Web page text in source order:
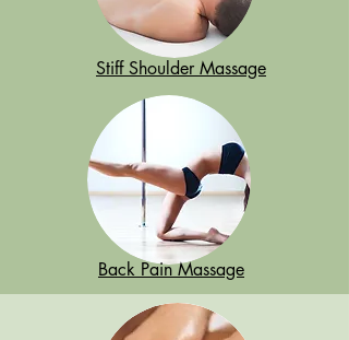
Stiff Shoulder Massage
Back Pain Massage